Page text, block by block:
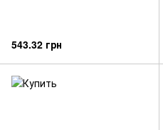
543.32 грн